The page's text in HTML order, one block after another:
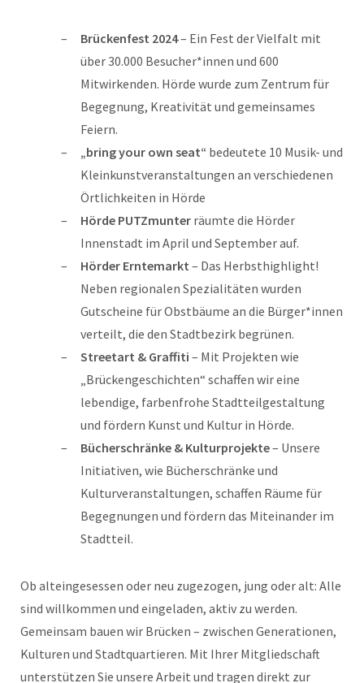
Brückenfest 2024– Ein Fest der Vielfalt mit
über 30.000 Besucher*innen und 600
Mitwirkenden. Hörde wurde zum Zentrum für
Begegnung, Kreativität und gemeinsames
Feiern.
„bring your own seat“ bedeutete 10 Musik- und
Kleinkunstveranstaltungen an verschiedenen
Örtlichkeiten in Hörde
Hörde PUTZmunter räumte die Hörder
Innenstadt im April und September auf.
Hörder Erntemarkt – Das Herbsthighlight!
Neben regionalen Spezialitäten wurden
Gutscheine für Obstbäume an die Bürger*innen
verteilt, die den Stadtbezirk begrünen.
Streetart & Graffiti – Mit Projekten wie
„Brückengeschichten“ schaffen wir eine
lebendige, farbenfrohe Stadtteilgestaltung
und fördern Kunst und Kultur in Hörde.
Bücherschränke & Kulturprojekte– Unsere
Initiativen, wie Bücherschränke und
Kulturveranstaltungen, schaffen Räume für
Begegnungen und fördern das Miteinander im
Stadtteil.
Ob alteingesessen oder neu zugezogen, jung oder alt: Alle
sind willkommen und eingeladen, aktiv zu werden.
Gemeinsam bauen wir Brücken – zwischen Generationen,
Kulturen und Stadtquartieren. Mit Ihrer Mitgliedschaft
unterstützen Sie unsere Arbeit und tragen direkt zur